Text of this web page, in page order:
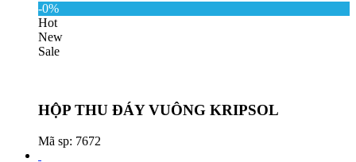
-0%
Hot
New
Sale
HỘP THU ĐÁY VUÔNG KRIPSOL
Mã sp: 7672